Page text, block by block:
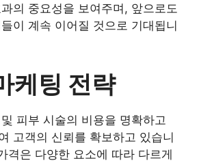
의 중요성을 보여주며, 앞으로도
이 계속 이어질 것으로 기대됩니
케팅 전략
피부 시술의 비용을 명확하고
고객의 신뢰를 확보하고 있습니
격은 다양한 요소에 따라 다르게